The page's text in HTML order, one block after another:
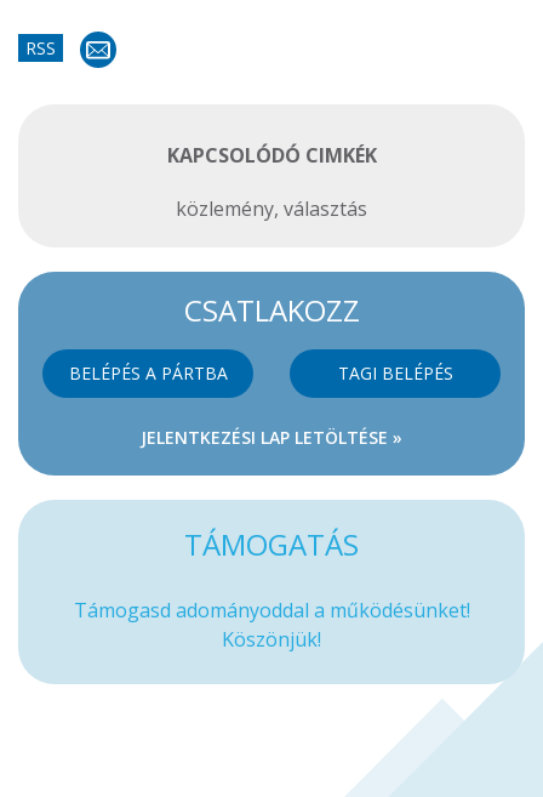
RSS
KAPCSOLÓDÓ CIMKÉK
közlemény, választás
CSATLAKOZZ
BELÉPÉS A PÁRTBA TAGI BELÉPÉS
JELENTKEZÉSI LAP LETÖLTÉSE »
TÁMOGATÁS
Támogasd adományoddal a működésünket!
Köszönjük!